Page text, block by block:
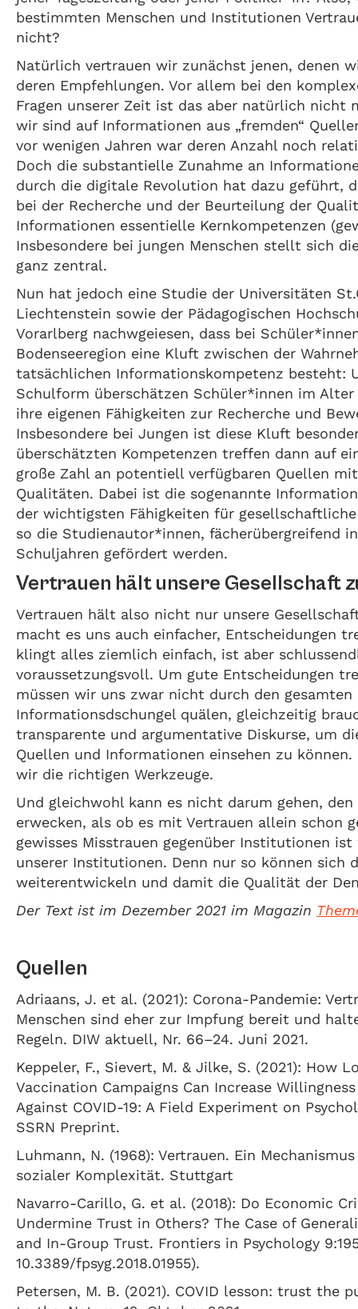
bestimmten Menschen und Institutionen
nicht?
Natürlich vertrauen wir zunächst jenen, denen
deren Empfehlungen. Vor allem bei den
Fragen unserer Zeit ist das aber natürlich nicht
wir sind auf Informationen aus „fremden“
vor wenigen Jahren war deren Anzahl noch
Doch die substantielle Zunahme an
durch die digitale Revolution hat dazu geführt,
bei der Recherche und der Beurteilung der
Informationen essentielle Kernkompetenzen
Insbesondere bei jungen Menschen stellt sich
ganz zentral.
Nun hat jedoch eine Studie der Universitäten
Liechtenstein sowie der Pädagogischen
Vorarlberg nachwgeiesen, dass bei
Bodenseeregion eine Kluft zwischen der
tatsächlichen Informationskompetenz besteht:
Schulform überschätzen Schüler*innen im Alter
ihre eigenen Fähigkeiten zur Recherche und
Insbesondere bei Jungen ist diese Kluft
überschätzten Kompetenzen treffen dann auf
große Zahl an potentiell verfügbaren Quellen
Qualitäten. Dabei ist die sogenannte
der wichtigsten Fähigkeiten für
so die Studienautor*innen, fächerübergreifend
Schuljahren gefördert werden.
Vertrauen hält unsere Gesellschaft
Vertrauen hält also nicht nur unsere
macht es uns auch einfacher, Entscheidungen
klingt alles ziemlich einfach, ist aber
voraussetzungsvoll. Um gute Entscheidungen
müssen wir uns zwar nicht durch den gesamten
Informationsdschungel quälen, gleichzeitig
transparente und argumentative Diskurse, um
Quellen und Informationen einsehen zu
wir die richtigen Werkzeuge.
Und gleichwohl kann es nicht darum gehen,
erwecken, als ob es mit Vertrauen allein schon
gewisses Misstrauen gegenüber Institutionen
unserer Institutionen. Denn nur so können sich
weiterentwickeln und damit die Qualität der
Der Text ist im Dezember 2021 im Magazin
Quellen
Adriaans, J. et al. (2021): Corona-Pandemie:
Menschen sind eher zur Impfung bereit und
Regeln. DIW aktuell, Nr. 66–24. Juni 2021.
Keppeler, F., Sievert, M. & Jilke, S. (2021): How
Vaccination Campaigns Can Increase
Against COVID-19: A Field Experiment on
SSRN Preprint.
Luhmann, N. (1968): Vertrauen. Ein
sozialer Komplexität. Stuttgart
Navarro-Carillo, G. et al. (2018): Do Economic
Undermine Trust in Others? The Case of
and In-Group Trust. Frontiers in Psychology
10.3389/fpsyg.2018.01955).
Petersen, M. B. (2021). COVID lesson: trust the